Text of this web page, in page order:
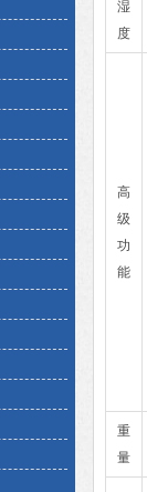
湿
度
高
级
功
能
重
量